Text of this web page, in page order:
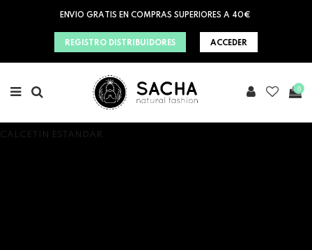
ENVIO GRATIS EN COMPRAS SUPERIORES A 40€
REGISTRO DISTRIBUIDORES ACCEDER
0
CALCETIN ESTANDAR